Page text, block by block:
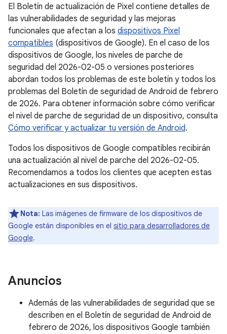
El Boletín de actualización de Pixel contiene detalles de
las vulnerabilidades de seguridad y las mejoras
funcionales que afectan a los dispositivos Pixel
compatibles (dispositivos de Google). En el caso de los
dispositivos de Google, los niveles de parche de
seguridad del 2026-02-05 o versiones posteriores
abordan todos los problemas de este boletín y todos los
problemas del Boletín de seguridad de Android de febrero
de 2026. Para obtener información sobre cómo verificar
el nivel de parche de seguridad de un dispositivo, consulta
Cómo verificar y actualizar tu versión de Android.
Todos los dispositivos de Google compatibles recibirán
una actualización al nivel de parche del 2026-02-05.
Recomendamos a todos los clientes que acepten estas
actualizaciones en sus dispositivos.
Nota: Las imágenes de firmware de los dispositivos de
Google están disponibles en el sitio para desarrolladores de
Google.
Anuncios
Además de las vulnerabilidades de seguridad que se
describen en el Boletín de seguridad de Android de
febrero de 2026, los dispositivos Google también